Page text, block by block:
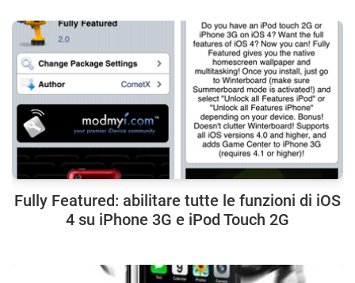
Fully Featured: abilitare tutte le funzioni di iOS
4 su iPhone 3G e iPod Touch 2G